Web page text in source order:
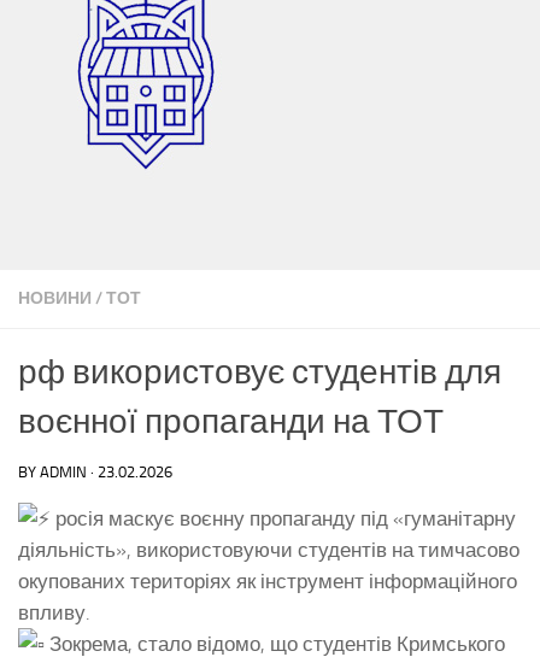
НОВИНИ /ТОТ
рф використовує студентів для
воєнної пропаганди на ТОТ
BY ADMIN · 23.02.2026
росія маскує воєнну пропаганду під «гуманітарну
діяльність», використовуючи студентів на тимчасово
окупованих територіях як інструмент інформаційного
впливу.
Зокрема, стало відомо, що студентів Кримського